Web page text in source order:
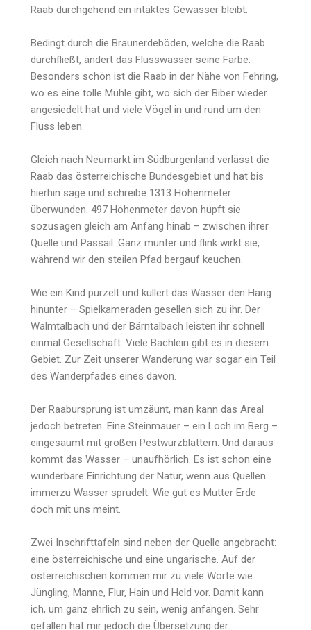
Raab durchgehend ein intaktes Gewässer bleibt.
Bedingt durch die Braunerdeböden, welche die Raab
durchfließt, ändert das Flusswasser seine Farbe.
Besonders schön ist die Raab in der Nähe von Fehring,
wo es eine tolle Mühle gibt, wo sich der Biber wieder
angesiedelt hat und viele Vögel in und rund um den
Fluss leben.
Gleich nach Neumarkt im Südburgenland verlässt die
Raab das österreichische Bundesgebiet und hat bis
hierhin sage und schreibe 1313 Höhenmeter
überwunden. 497 Höhenmeter davon hüpft sie
sozusagen gleich am Anfang hinab – zwischen ihrer
Quelle und Passail. Ganz munter und flink wirkt sie,
während wir den steilen Pfad bergauf keuchen.
Wie ein Kind purzelt und kullert das Wasser den Hang
hinunter – Spielkameraden gesellen sich zu ihr. Der
Walmtalbach und der Bärntalbach leisten ihr schnell
einmal Gesellschaft. Viele Bächlein gibt es in diesem
Gebiet. Zur Zeit unserer Wanderung war sogar ein Teil
des Wanderpfades eines davon.
Der Raabursprung ist umzäunt, man kann das Areal
jedoch betreten. Eine Steinmauer – ein Loch im Berg –
eingesäumt mit großen Pestwurzblättern. Und daraus
kommt das Wasser – unaufhörlich. Es ist schon eine
wunderbare Einrichtung der Natur, wenn aus Quellen
immerzu Wasser sprudelt. Wie gut es Mutter Erde
doch mit uns meint.
Zwei Inschrifttafeln sind neben der Quelle angebracht:
eine österreichische und eine ungarische. Auf der
österreichischen kommen mir zu viele Worte wie
Jüngling, Manne, Flur, Hain und Held vor. Damit kann
ich, um ganz ehrlich zu sein, wenig anfangen. Sehr
gefallen hat mir jedoch die Übersetzung der